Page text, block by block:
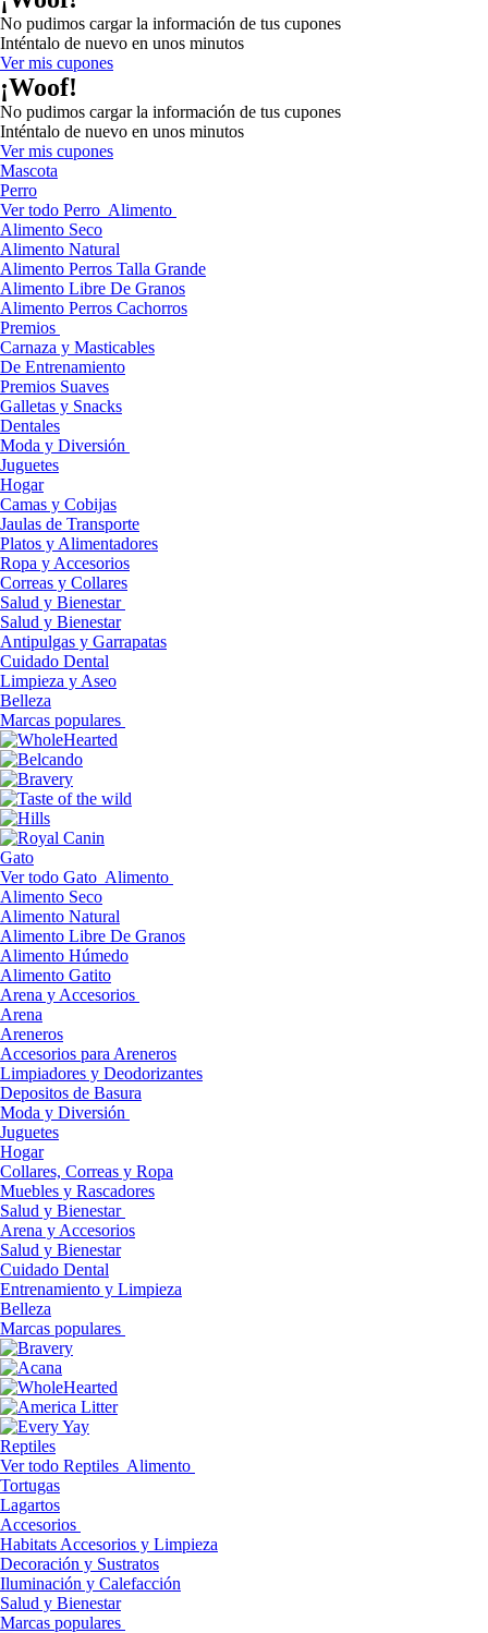
No pudimos cargar la información de tus cupones
Inténtalo de nuevo en unos minutos
Ver mis cupones
¡Woof!
No pudimos cargar la información de tus cupones
Inténtalo de nuevo en unos minutos
Ver mis cupones
Mascota
Perro
Ver todo Perro Alimento
Alimento Seco
Alimento Natural
Alimento Perros Talla Grande
Alimento Libre De Granos
Alimento Perros Cachorros
Premios
Carnaza y Masticables
De Entrenamiento
Premios Suaves
Galletas y Snacks
Dentales
Moda y Diversión
Juguetes
Hogar
Camas y Cobijas
Jaulas de Transporte
Platos y Alimentadores
Ropa y Accesorios
Correas y Collares
Salud y Bienestar
Salud y Bienestar
Antipulgas y Garrapatas
Cuidado Dental
Limpieza y Aseo
Belleza
Marcas populares
Gato
Ver todo Gato Alimento
Alimento Seco
Alimento Natural
Alimento Libre De Granos
Alimento Húmedo
Alimento Gatito
Arena y Accesorios
Arena
Areneros
Accesorios para Areneros
Limpiadores y Deodorizantes
Depositos de Basura
Moda y Diversión
Juguetes
Hogar
Collares, Correas y Ropa
Muebles y Rascadores
Salud y Bienestar
Arena y Accesorios
Salud y Bienestar
Cuidado Dental
Entrenamiento y Limpieza
Belleza
Marcas populares
Reptiles
Ver todo Reptiles Alimento
Tortugas
Lagartos
Accesorios
Habitats Accesorios y Limpieza
Decoración y Sustratos
Iluminación y Calefacción
Salud y Bienestar
Marcas populares